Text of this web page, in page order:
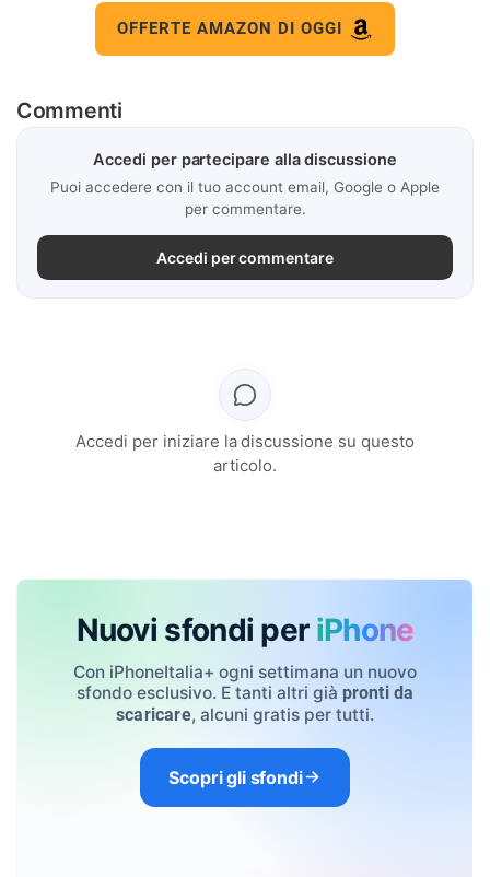
OFFERTE AMAZON DI OGGI
Commenti
Accedi per partecipare alla discussione
Puoi accedere con il tuo account email, Google o Apple
per commentare.
Accedi per commentare
Accedi per iniziare la discussione su questo
articolo.
Nuovi sfondi per iPhone
Con iPhoneItalia+ ogni settimana un nuovo
sfondo esclusivo. E tanti altri già pronti da
scaricare, alcuni gratis per tutti.
Scopri gli sfondi